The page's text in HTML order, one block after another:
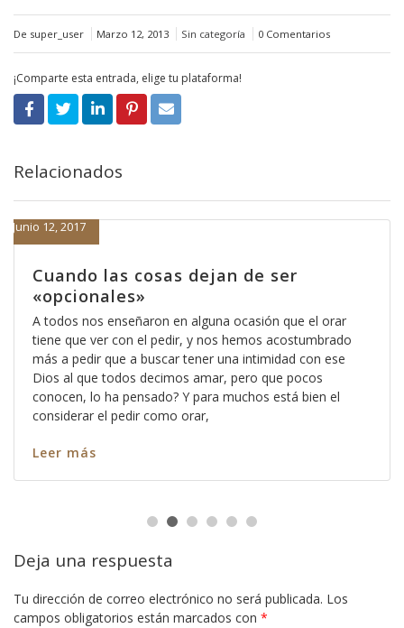
De super_user Marzo 12, 2013 Sin categoría 0 Comentarios
¡Comparte esta entrada, elige tu plataforma!
Relacionados
Cuando las cosas dejan de ser
«opcionales»
Junio 12, 2017
A todos nos enseñaron en alguna ocasión que el orar
tiene que ver con el pedir, y nos hemos acostumbrado
más a pedir que a buscar tener una intimidad con ese
Dios al que todos decimos amar, pero que pocos
conocen, lo ha pensado? Y para muchos está bien el
considerar el pedir como orar,
Leer más
Deja una respuesta
Tu dirección de correo electrónico no será publicada. Los
campos obligatorios están marcados con *